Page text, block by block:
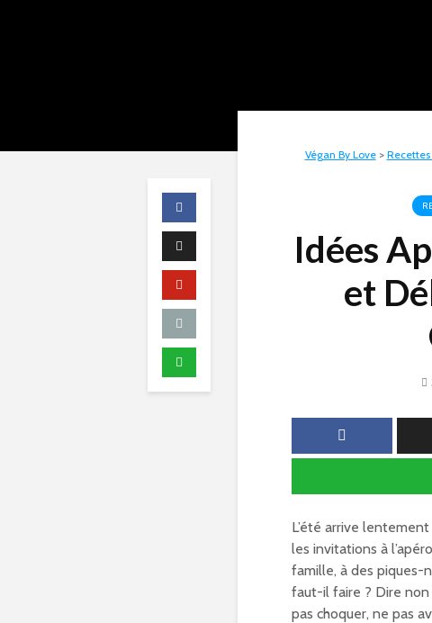
Végan By Love>
Idées
et
L’été arrive
les invitations à
famille, à des piques-
faut-il faire ? Dire
pas choquer, ne pas